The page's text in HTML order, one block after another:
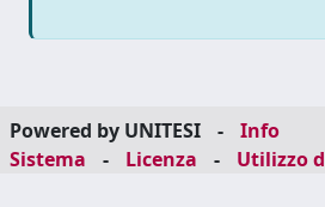
Powered by UNITESI -
Info
Sistema
- Licenza -
Utilizzo